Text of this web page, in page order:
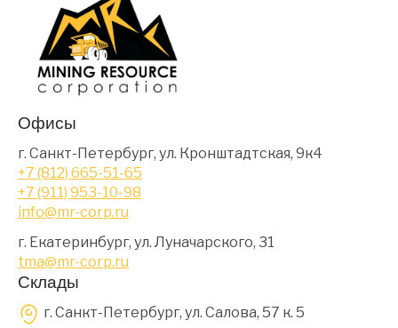
Офисы
г. Санкт-Петербург, ул. Кронштадтская, 9к4
+7 (812) 665-51-65
+7 (911) 953-10-98
info@mr-corp.ru
г. Екатеринбург, ул. Луначарского, 31
tma@mr-corp.ru
Склады
г. Санкт-Петербург, ул. Салова, 57 к. 5